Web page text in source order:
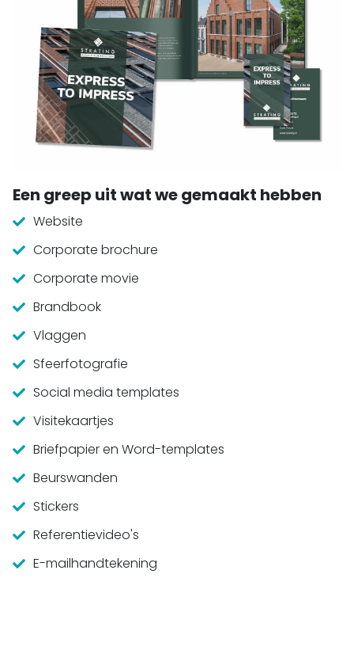
Een greep uit wat we gemaakt hebben
Website
Corporate brochure
Corporate movie
Brandbook
Vlaggen
Sfeerfotografie
Social media templates
Visitekaartjes
Briefpapier en Word-templates
Beurswanden
Stickers
Referentievideo's
E-mailhandtekening